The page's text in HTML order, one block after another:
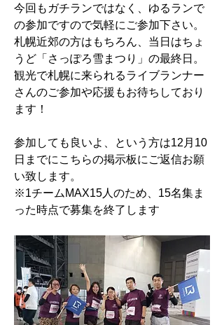
今回もガチランではなく、ゆるランで
の参加ですので気軽にご参加下さい。
札幌近郊の方はもちろん、当日はちょ
うど「さっぽろ雪まつり」の最終日。
観光で札幌に来られるライブランナー
さんのご参加や応援もお待ちしており
ます！
参加しても良いよ、という方は12月10
日までにこちらの掲示板にご返信お願
い致します。
※1チームMAX15人のため、15名集ま
った時点で募集を終了します